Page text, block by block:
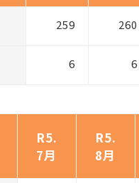
259 260
6 6
R5.
7月
R5.
8月